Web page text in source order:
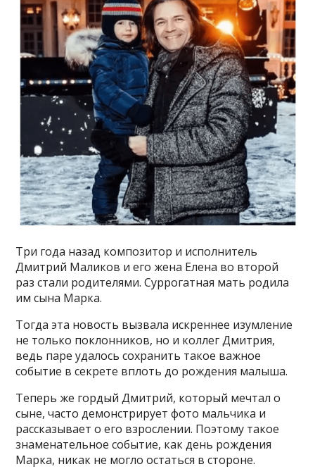
Три года назад композитор и исполнитель
Дмитрий Маликов и его жена Елена во второй
раз стали родителями. Суррогатная мать родила
им сына Марка.
Тогда эта новость вызвала искреннее изумление
не только поклонников, но и коллег Дмитрия,
ведь паре удалось сохранить такое важное
событие в секрете вплоть до рождения малыша.
Теперь же гордый Дмитрий, который мечтал о
сыне, часто демонстрирует фото мальчика и
рассказывает о его взрослении. Поэтому такое
знаменательное событие, как день рождения
Марка, никак не могло остаться в стороне.